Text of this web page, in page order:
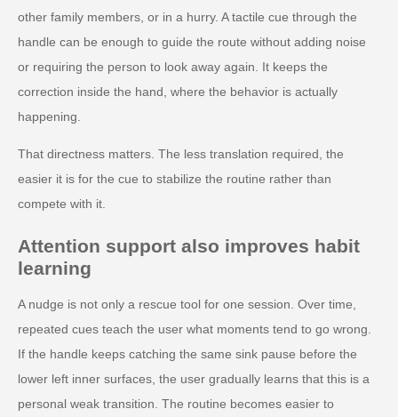
other family members, or in a hurry. A tactile cue through the
handle can be enough to guide the route without adding noise
or requiring the person to look away again. It keeps the
correction inside the hand, where the behavior is actually
happening.
That directness matters. The less translation required, the
easier it is for the cue to stabilize the routine rather than
compete with it.
Attention support also improves habit
learning
A nudge is not only a rescue tool for one session. Over time,
repeated cues teach the user what moments tend to go wrong.
If the handle keeps catching the same sink pause before the
lower left inner surfaces, the user gradually learns that this is a
personal weak transition. The routine becomes easier to